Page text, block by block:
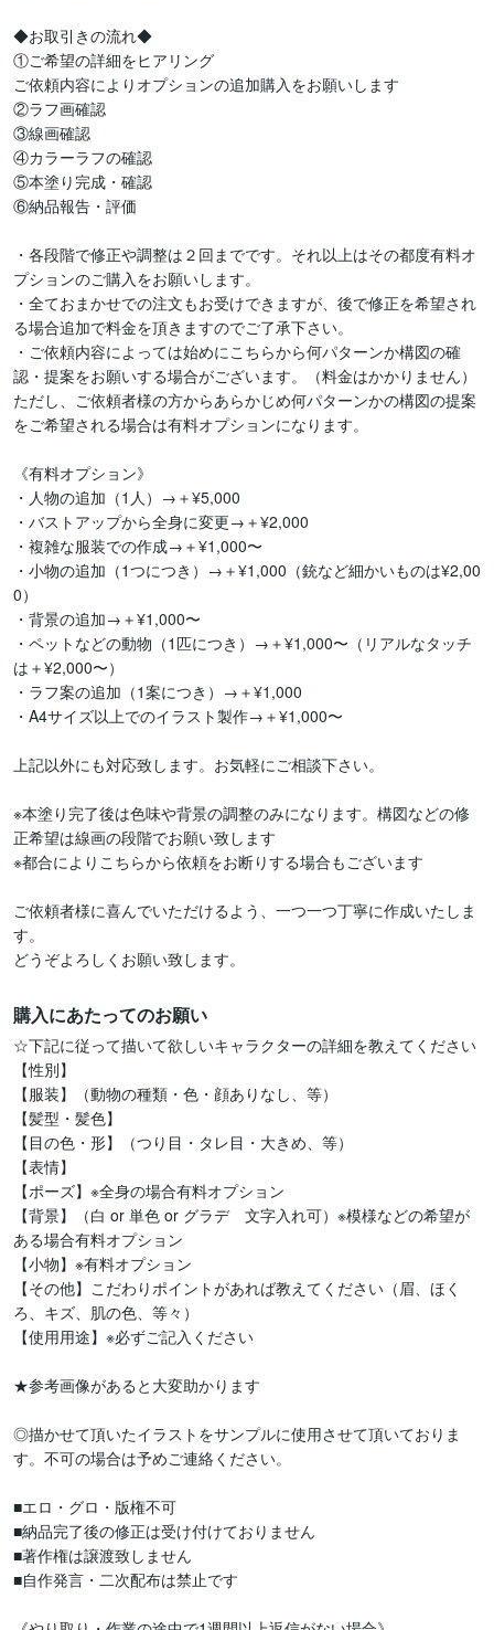
◆お取引きの流れ◆
①ご希望の詳細をヒアリング
ご依頼内容によりオプションの追加購入をお願いします
②ラフ画確認
③線画確認
④カラーラフの確認
⑤本塗り完成・確認
⑥納品報告・評価
・各段階で修正や調整は２回までです。それ以上はその都度有料オ
プションのご購入をお願いします。
・全ておまかせでの注文もお受けできますが、後で修正を希望され
る場合追加で料金を頂きますのでご了承下さい。
・ご依頼内容によっては始めにこちらから何パターンか構図の確
認・提案をお願いする場合がございます。（料金はかかりません）
ただし、ご依頼者様の方からあらかじめ何パターンかの構図の提案
をご希望される場合は有料オプションになります。
《有料オプション》
・人物の追加（1人）→＋¥5,000
・バストアップから全身に変更→＋¥2,000
・複雑な服装での作成→＋¥1,000〜
・小物の追加（1つにつき）→＋¥1,000（銃など細かいものは¥2,00
0）
・背景の追加→＋¥1,000〜
・ペットなどの動物（1匹につき）→＋¥1,000〜（リアルなタッチ
は＋¥2,000〜）
・ラフ案の追加（1案につき）→＋¥1,000
・A4サイズ以上でのイラスト製作→＋¥1,000〜
上記以外にも対応致します。お気軽にご相談下さい。
※本塗り完了後は色味や背景の調整のみになります。構図などの修
正希望は線画の段階でお願い致します
※都合によりこちらから依頼をお断りする場合もございます
ご依頼者様に喜んでいただけるよう、一つ一つ丁寧に作成いたしま
す。
どうぞよろしくお願い致します。
購入にあたってのお願い
☆下記に従って描いて欲しいキャラクターの詳細を教えてください
【性別】
【服装】（動物の種類・色・顔ありなし、等）
【髪型・髪色】
【目の色・形】（つり目・タレ目・大きめ、等）
【表情】
【ポーズ】※全身の場合有料オプション
【背景】（白 or 単色 or グラデ　文字入れ可）※模様などの希望が
ある場合有料オプション
【小物】※有料オプション
【その他】こだわりポイントがあれば教えてください（眉、ほく
ろ、キズ、肌の色、等々）
【使用用途】※必ずご記入ください
★参考画像があると大変助かります
◎描かせて頂いたイラストをサンプルに使用させて頂いておりま
す。不可の場合は予めご連絡ください。
■エロ・グロ・版権不可
■納品完了後の修正は受け付けておりません
■著作権は譲渡致しません
■自作発言・二次配布は禁止です